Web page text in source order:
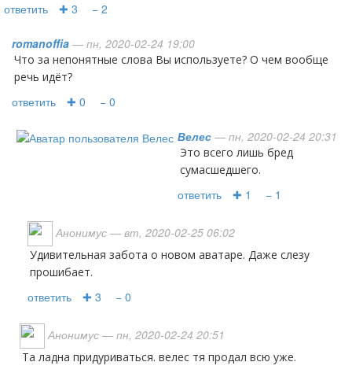
ответить ✚ 3 − 2
romanoffia — пн, 2020-02-24 19:00
Что за непонятные слова Вы используете? О чем вообще
речь идёт?
ответить ✚ 0 − 0
Велес — пн, 2020-02-24 20:31
Это всего лишь бред
сумасшедшего.
ответить ✚ 1 − 1
Анонимус — вт, 2020-02-25 06:02
удивительная забота о новом аватаре. Даже слезу
прошибает.
ответить ✚ 3 − 0
Анонимус — пн, 2020-02-24 20:51
та ладна придуриваться. велес тя продал всю уже.